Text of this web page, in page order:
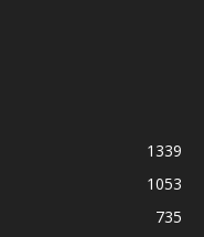
1339
1053
735